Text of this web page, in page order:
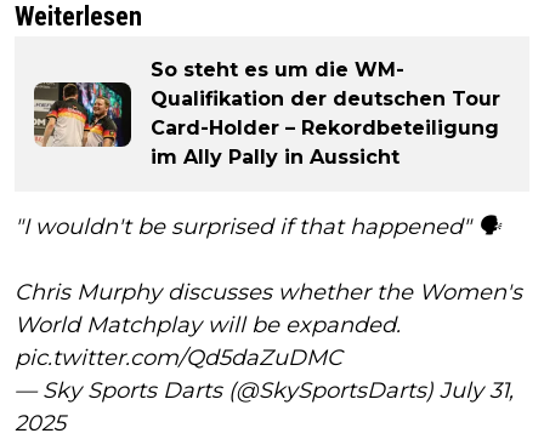
Weiterlesen
So steht es um die WM-
Qualifikation der deutschen Tour
Card-Holder – Rekordbeteiligung
im Ally Pally in Aussicht
"I wouldn't be surprised if that happened" 🗣️
Chris Murphy discusses whether the Women's
World Matchplay will be expanded.
pic.twitter.com/Qd5daZuDMC
— Sky Sports Darts (@SkySportsDarts) July 31,
2025